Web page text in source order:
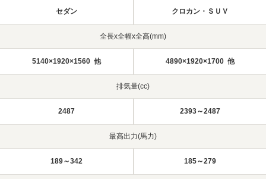
セダン クロカン・ＳＵＶ
全長x全幅x全高(mm)
5140×1920×1560 他 4890×1920×1700 他
排気量(cc)
2487 2393～2487
最高出力(馬力)
189～342 185～279